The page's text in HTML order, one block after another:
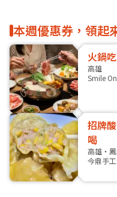
本週優惠券，領起
火鍋
高雄
Smile
招牌
喝
高雄・
今鼎手